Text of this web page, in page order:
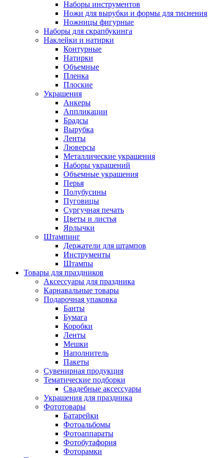
Наборы инструментов
Ножи для вырубки и формы для тиснения
Ножницы фигурные
Наборы для скрапбукинга
Наклейки и натирки
Контурные
Натирки
Объемные
Пленка
Плоские
Украшения
Анкеры
Аппликации
Брадсы
Вырубка
Ленты
Люверсы
Металлические украшения
Наборы украшений
Объемные украшения
Перья
Полубусины
Пуговицы
Сургучная печать
Цветы и листья
Ярлычки
Штампинг
Держатели для штампов
Инструменты
Штампы
Товары для праздников
Аксессуары для праздника
Карнавальные товары
Подарочная упаковка
Банты
Бумага
Коробки
Ленты
Мешки
Наполнитель
Пакеты
Сувенирная продукция
Тематические подборки
Свадебные аксессуары
Украшения для праздника
Фототовары
Батарейки
Фотоальбомы
Фотоаппараты
Фотобутафория
Фоторамки